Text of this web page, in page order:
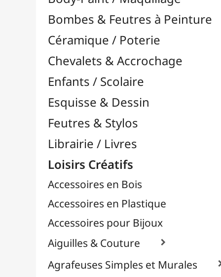
Feutres & Stylos
Librairie / Livres
Loisirs Créatifs
Accessoires en Bois
Accessoires en Plastique
Accessoires pour Bijoux
Aiguilles & Couture

Agrafeuses Simples et Murales 
Aimants
Bougies
Boutons & Button Press
Clous / Pointes / Épingles
Coloriage
Crochets de Tricot
Divers
Effets Oxydation / Rouille
Emporte-Pièces & Perforatrices
Feuilles Métallisées & Foils
Feutrines & Caoutchouc Mousse